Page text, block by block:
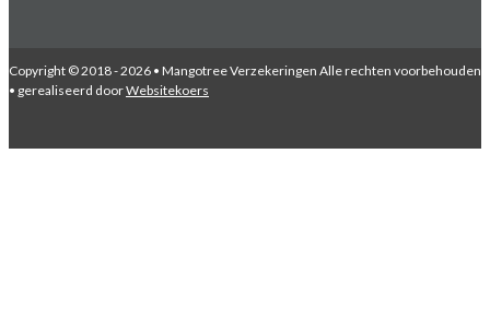
Copyright © 2018 - 2026 • Mangotree Verzekeringen Alle rechten voorbehouden
• gerealiseerd doorWebsitekoers